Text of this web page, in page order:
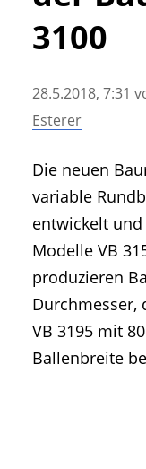
• Messen und
• Agritechnica
• Artikel nach
3100
28.5.2018, 7:31
Esterer
Die neuen
variable
entwickelt
Modelle VB
produzieren
Durchmesser,
VB 3195 mit
Ballenbreite